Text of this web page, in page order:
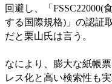
回避し、「FSSC22000(
する国際規格)」の認証
だと栗山氏は言う。
なにより、膨大な紙帳
レス化と高い検索性も